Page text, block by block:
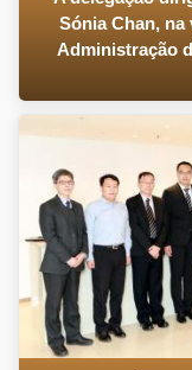
Sónia Chan, na
Administração